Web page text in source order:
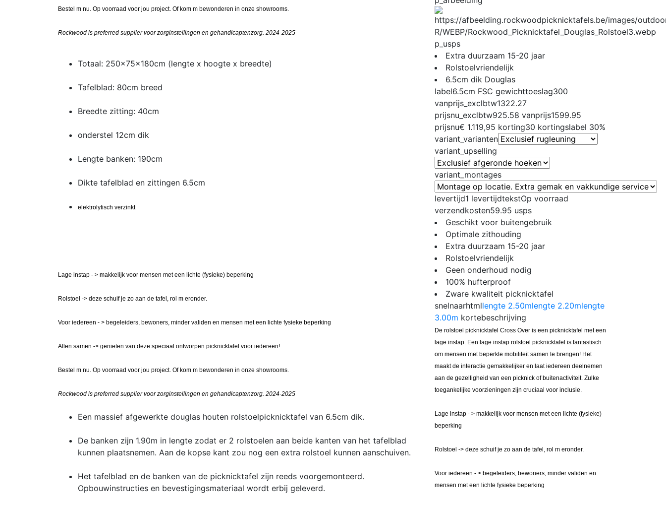
Bestel m nu. Op voorraad voor jou project. Of kom m bewonderen in onze showrooms.
Rockwood is preferred supplier voor zorginstellingen en gehandicaptenzorg. 2024-2025
Totaal: 250x75x180cm (lengte x hoogte x breedte)
Tafelblad: 80cm breed
Breedte zitting: 40cm
onderstel 12cm dik
Lengte banken: 190cm
Dikte tafelblad en zittingen 6.5cm
elektrolytisch verzinkt
Lage instap - > makkelijk voor mensen met een lichte (fysieke) beperking
Rolstoel -> deze schuif je zo aan de tafel, rol m eronder.
Voor iedereen - > begeleiders, bewoners, minder validen en mensen met een lichte fysieke beperking
Allen samen -> genieten van deze speciaal ontworpen picknicktafel voor iedereen!
Bestel m nu. Op voorraad voor jou project. Of kom m bewonderen in onze showrooms.
Rockwood is preferred supplier voor zorginstellingen en gehandicaptenzorg. 2024-2025
Een massief afgewerkte douglas houten rolstoelpicknicktafel van 6.5cm dik.
De banken zijn 1.90m in lengte zodat er 2 rolstoelen aan beide kanten van het tafelblad
kunnen plaatsnemen. Aan de kopse kant zou nog een extra rolstoel kunnen aanschuiven.
Het tafelblad en de banken van de picknicktafel zijn reeds voorgemonteerd.
Opbouwinstructies en bevestigingsmateriaal wordt erbij geleverd.
p_usps
Extra duurzaam 15-20 jaar
Rolstoelvriendelijk
6.5cm dik Douglas
label6.5cm FSC gewichttoeslag300
vanprijs_exclbtw1322.27
prijsnu_exclbtw925.58 vanprijs1599.95
prijsnu€ 1.119,95 korting30 kortingslabel 30%
variant_varianten
variant_upselling
variant_montages
levertijd1 levertijdtekstOp voorraad
verzendkosten59.95 usps
Geschikt voor buitengebruik
Optimale zithouding
Extra duurzaam 15-20 jaar
Rolstoelvriendelijk
Geen onderhoud nodig
100% hufterproof
Zware kwaliteit picknicktafel
snelnaarhtmllengte 2.50mlengte 2.20mlengte
3.00m kortebeschrijving
De rolstoel picknicktafel Cross Over is een picknicktafel met een
lage instap. Een lage instap rolstoel picknicktafel is fantastisch
om mensen met beperkte mobiliteit samen te brengen! Het
maakt de interactie gemakkelijker en laat iedereen deelnemen
aan de gezelligheid van een picknick of buitenactiviteit. Zulke
toegankelijke voorzieningen zijn cruciaal voor inclusie.
Lage instap - > makkelijk voor mensen met een lichte (fysieke)
beperking
Rolstoel -> deze schuif je zo aan de tafel, rol m eronder.
Voor iedereen - > begeleiders, bewoners, minder validen en
mensen met een lichte fysieke beperking